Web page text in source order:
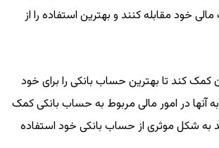
خود مقابله کنند و بهترین استفاده را از
کمک کند تا بهترین حساب بانکی را برای خود
آنها در امور مالی مربوط به حساب بانکی کمک
به شکل موثری از حساب بانکی خود استفاده